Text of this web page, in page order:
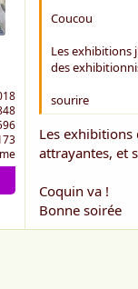
Coucou
Les exhibitions
des
sourire
Les exhibitions
attrayantes, et
Coquin va !
Bonne soirée